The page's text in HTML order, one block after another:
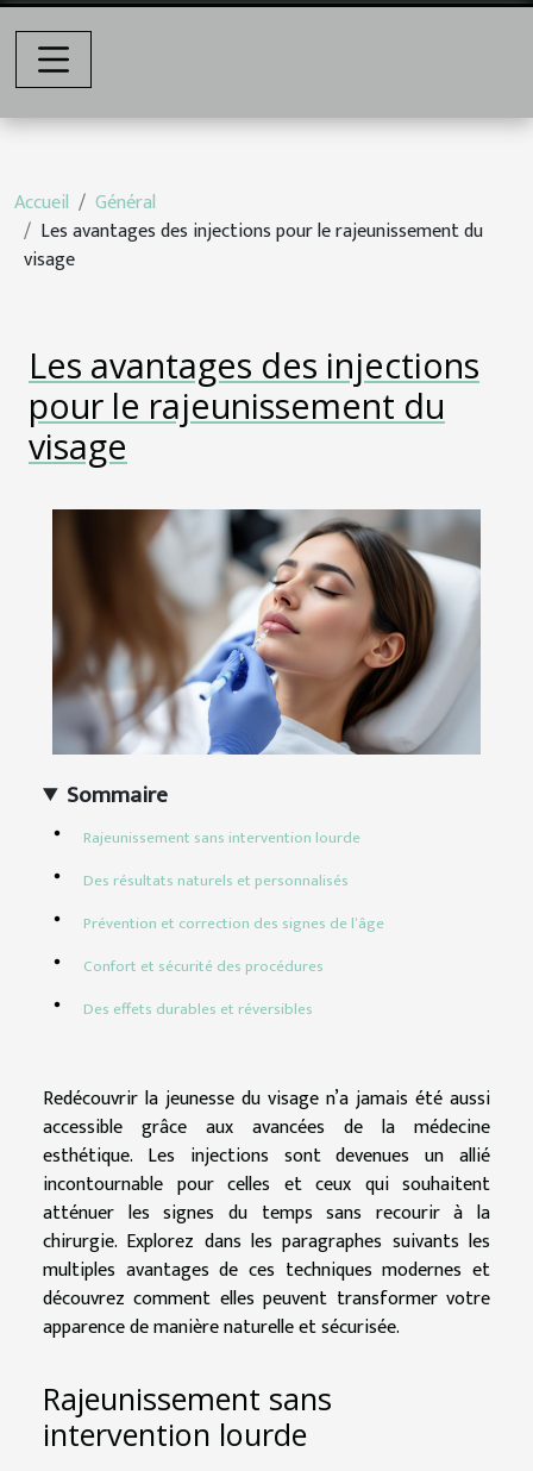
Accueil
Général
Les avantages des injections pour le rajeunissement du
visage
Les avantages des injections
pour le rajeunissement du
visage
Sommaire
Rajeunissement sans intervention lourde
Des résultats naturels et personnalisés
Prévention et correction des signes de l’âge
Confort et sécurité des procédures
Des effets durables et réversibles
Redécouvrir la jeunesse du visage n’a jamais été aussi
accessible grâce aux avancées de la médecine
esthétique. Les injections sont devenues un allié
incontournable pour celles et ceux qui souhaitent
atténuer les signes du temps sans recourir à la
chirurgie. Explorez dans les paragraphes suivants les
multiples avantages de ces techniques modernes et
découvrez comment elles peuvent transformer votre
apparence de manière naturelle et sécurisée.
Rajeunissement sans
intervention lourde